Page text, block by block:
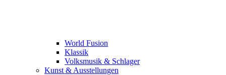
World Fusion
Klassik
Volksmusik & Schlager
Kunst & Ausstellungen